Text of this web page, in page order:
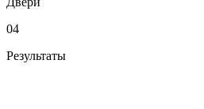
04
Результаты